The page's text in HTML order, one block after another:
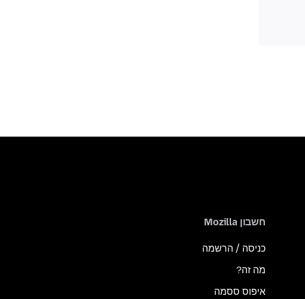
חשבון Mozilla
כניסה / הרשמה
מה זה?
איפוס ססמה